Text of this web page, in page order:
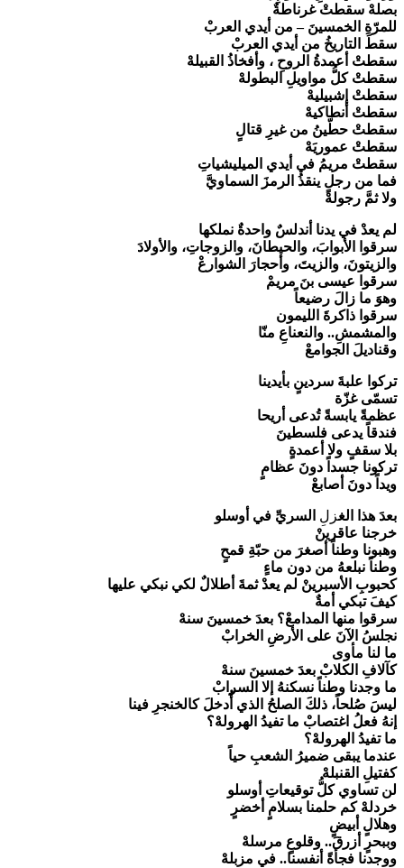
بصلهْ سقطتْ غرناطةٌ
للمرّةِ الخمسينَ – من أيدي العربْ
سقطَ التاريخُ من أيدي العربْ
سقطتْ أعمدةُ الروحِ ، وأفخاذُ القبيلهْ
سقطتْ كلُّ مواويلِ البطولهْ
سقطتْ إشبيليهْ
سقطتْ أنطاكيهْ
سقطتْ حطّينُ من غيرِ قتالٍ
سقطتْ عموريَهْ
سقطتْ مريمُ في أيدي الميليشياتِ
فما من رجلٍ ينقذُ الرمزَ السماويَّ
ولا ثمَّ رجولهْ
لم يعدْ في يدنا أندلسٌ واحدةٌ نملكها
سرقوا الأبوابَ، والحيطانَ، والزوجاتِ، والأولادَ
والزيتونَ، والزيتَ، وأحجارَ الشوارعْ
سرقوا عيسى بنَ مريمْ
وهوَ ما زالَ رضيعاً
سرقوا ذاكرةَ الليمون
والمشمشِ.. والنعناعِ منّا
وقناديلَ الجوامعْ
تركوا علبةَ سردينٍ بأيدينا
تسمّى غزّة
عظمةً يابسةً تُدعى أريحا
فندقاً يدعى فلسطينَ
بلا سقفٍ ولا أعمدةٍ
تركونا جسداً دونَ عظامٍ
ويداً دونَ أصابعْ
بعدَ هذا الغزلِ السريِّ في أوسلو
خرجنا عاقرينْ
وهبونا وطناً أصغرَ من حبّةِ قمحٍ
وطناً نبلعهُ من دون ماءٍ
كحبوبِ الأسبرينْ لم يعدْ ثمةَ أطلالٌ لكي نبكي عليها
كيفَ تبكي أمةٌ
سرقوا منها المدامعْ؟ بعدَ خمسينَ سنهْ
نجلسُ الآنَ على الأرضِ الخرابْ
ما لنا مأوى
كآلافِ الكلابْ بعدَ خمسينَ سنهْ
ما وجدنا وطناً نسكنهُ إلا السرابْ
ليسَ صُلحاً، ذلكَ الصلحُ الذي أُدخلَ كالخنجرِ فينا
إنهُ فعلُ اغتصابْ ما تفيدُ الهرولهْ؟
ما تفيدُ الهرولهْ؟
عندما يبقى ضميرُ الشعبِ حياً
كفتيلِ القنبلهْ
لن تساوي كلُّ توقيعاتِ أوسلو
خردلهْ كم حلمنا بسلامٍ أخضرٍ
وهلالٍ أبيضٍ
وببحرٍ أزرقَ.. وقلوعٍ مرسلهْ
ووجدنا فجأةً أنفسنا.. في مزبلهْ